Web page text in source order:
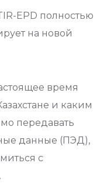
EPD полностью
на новой
время
и каким
передавать
данные (ПЭД),
с